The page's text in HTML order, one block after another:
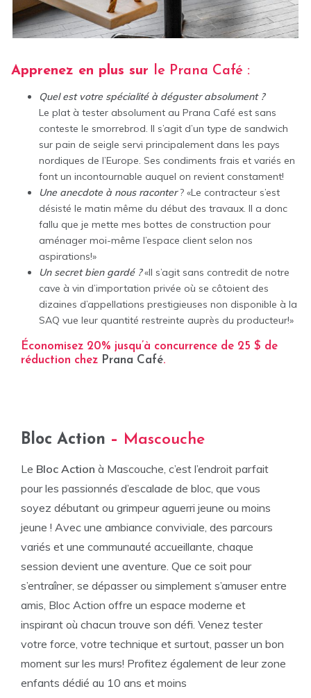
Apprenez en plus sur le Prana Café :
Quel est votre spécialité à déguster absolument ?
Le plat à tester absolument au Prana Café est sans
conteste le smorrebrod. Il s’agit d’un type de sandwich
sur pain de seigle servi principalement dans les pays
nordiques de l’Europe. Ses condiments frais et variés en
font un incontournable auquel on revient constament!
Une anecdote à nous raconter? «Le contracteur s’est
désisté le matin même du début des travaux. Il a donc
fallu que je mette mes bottes de construction pour
aménager moi-même l’espace client selon nos
aspirations!»
Un secret bien gardé ?«Il s’agit sans contredit de notre
cave à vin d’importation privée où se côtoient des
dizaines d’appellations prestigieuses non disponible à la
SAQ vue leur quantité restreinte auprès du producteur!»
Économisez 20% jusqu’à concurrence de 25 $ de
réduction chez Prana Café.
Bloc Action – Mascouche
Le Bloc Action à Mascouche, c’est l’endroit parfait
pour les passionnés d’escalade de bloc, que vous
soyez débutant ou grimpeur aguerri jeune ou moins
jeune ! Avec une ambiance conviviale, des parcours
variés et une communauté accueillante, chaque
session devient une aventure. Que ce soit pour
s’entraîner, se dépasser ou simplement s’amuser entre
amis, Bloc Action offre un espace moderne et
inspirant où chacun trouve son défi. Venez tester
votre force, votre technique et surtout, passer un bon
moment sur les murs! Profitez également de leur zone
enfants dédié au 10 ans et moins